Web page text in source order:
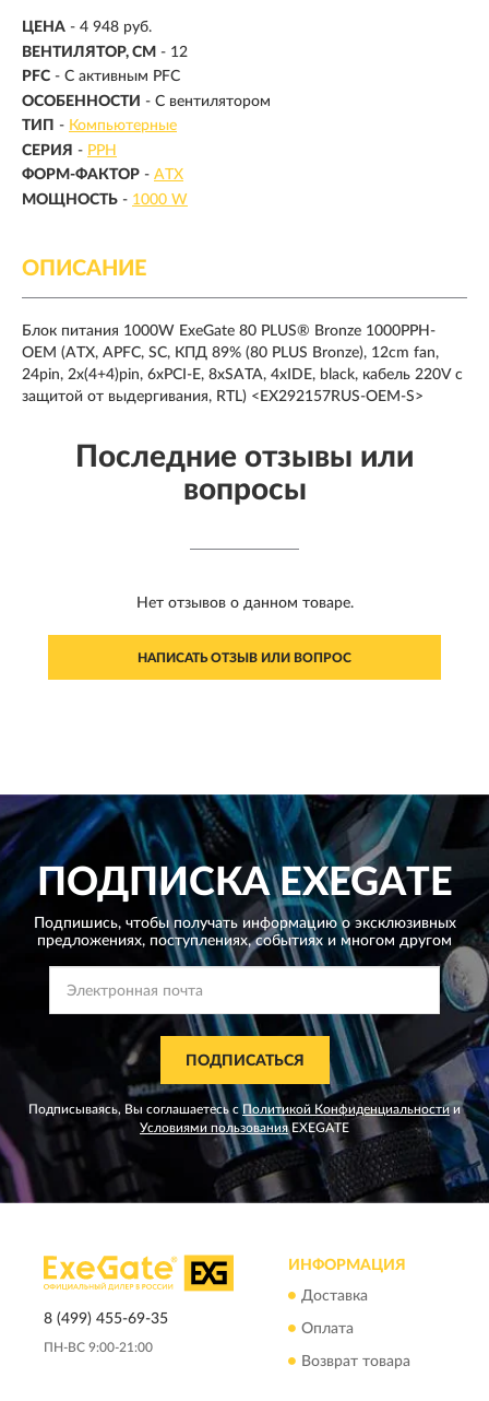
ЦЕНА - 4 948 руб.
ВЕНТИЛЯТОР, СМ - 12
PFC - С активным PFC
ОСОБЕННОСТИ - С вентилятором
ТИП - Компьютерные
СЕРИЯ - PPH
ФОРМ-ФАКТОР - ATX
МОЩНОСТЬ - 1000 W
ОПИСАНИЕ
Блок питания 1000W ExeGate 80 PLUS® Bronze 1000PPH-
OEM (ATX, APFC, SC, КПД 89% (80 PLUS Bronze), 12cm fan,
24pin, 2x(4+4)pin, 6xPCI-E, 8xSATA, 4xIDE, black, кабель 220V с
защитой от выдергивания, RTL) <EX292157RUS-OEM-S>
Последние отзывы или
вопросы
Нет отзывов о данном товаре.
НАПИСАТЬ ОТЗЫВ ИЛИ ВОПРОС
ПОДПИСКАEXEGATE
Подпишись, чтобы получать информацию о эксклюзивных
предложениях, поступлениях, событиях и многом другом
ПОДПИСАТЬСЯ
Подписываясь, Вы соглашаетесь сПолитикой Конфиденциальности и
Условиями пользованияEXEGATE
8 (499) 455-69-35
ПН-ВС 9:00-21:00
ИНФОРМАЦИЯ
Доставка
Оплата
Возврат товара